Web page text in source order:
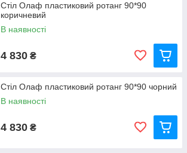
Стіл Олаф пластиковий ротанг 90*90
коричневий
В наявності
4 830 ₴
Стіл Олаф пластиковий ротанг 90*90 чорний
В наявності
4 830 ₴